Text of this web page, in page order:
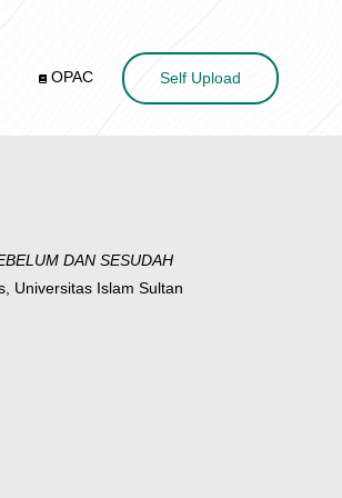
OPAC Self Upload
DAN SESUDAH
Universitas Islam Sultan